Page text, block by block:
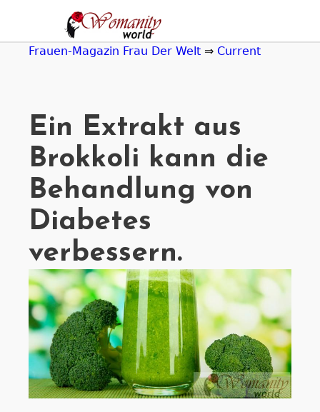
navigation
Frauen-Magazin Frau Der Welt ⇒ Current
Ein Extrakt aus
Brokkoli kann die
Behandlung von
Diabetes
verbessern.